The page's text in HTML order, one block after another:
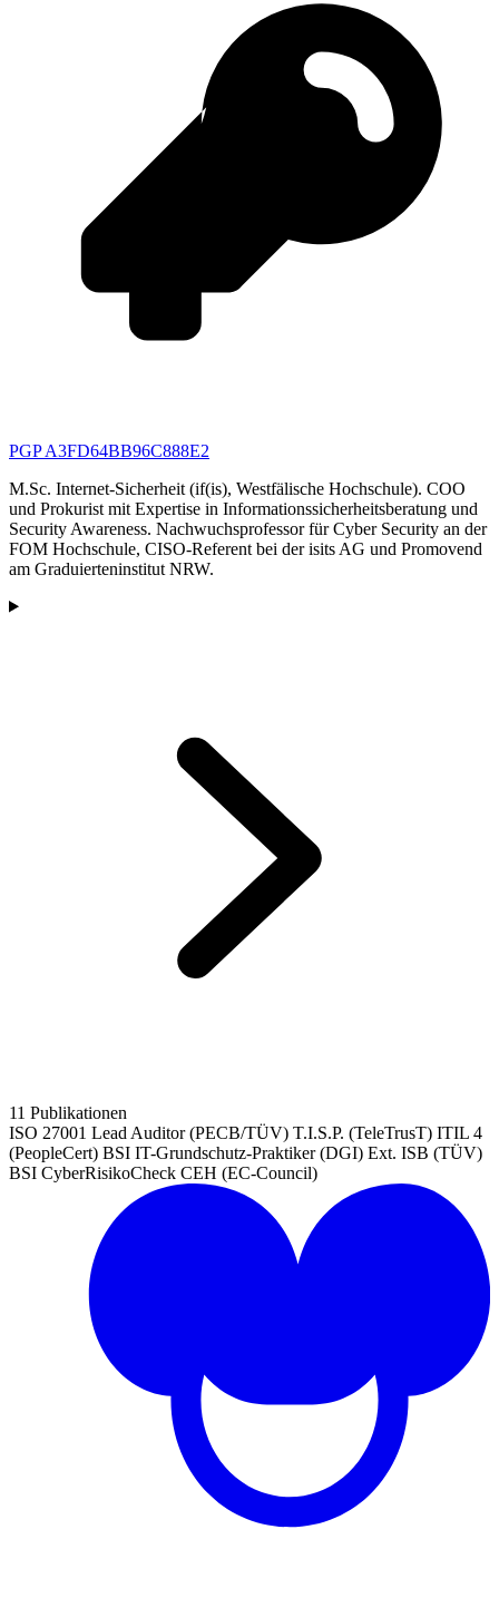
PGP A3FD64BB96C888E2
M.Sc. Internet-Sicherheit (if(is), Westfälische Hochschule). COO
und Prokurist mit Expertise in Informationssicherheitsberatung und
Security Awareness. Nachwuchsprofessor für Cyber Security an der
FOM Hochschule, CISO-Referent bei der isits AG und Promovend
am Graduierteninstitut NRW.
11 Publikationen
ISO 27001 Lead Auditor (PECB/TÜV) T.I.S.P. (TeleTrusT) ITIL 4
(PeopleCert) BSI IT-Grundschutz-Praktiker (DGI) Ext. ISB (TÜV)
BSI CyberRisikoCheck CEH (EC-Council)